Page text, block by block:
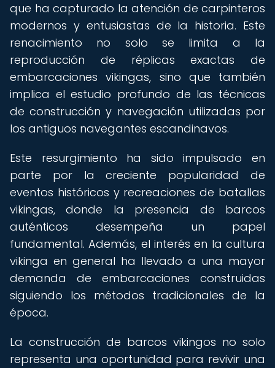
que ha capturado la atención de carpinteros
modernos y entusiastas de la historia. Este
renacimiento no solo se limita a la
reproducción de réplicas exactas de
embarcaciones vikingas, sino que también
implica el estudio profundo de las técnicas
de construcción y navegación utilizadas por
los antiguos navegantes escandinavos.
Este resurgimiento ha sido impulsado en
parte por la creciente popularidad de
eventos históricos y recreaciones de batallas
vikingas, donde la presencia de barcos
auténticos desempeña un papel
fundamental. Además, el interés en la cultura
vikinga en general ha llevado a una mayor
demanda de embarcaciones construidas
siguiendo los métodos tradicionales de la
época.
La construcción de barcos vikingos no solo
representa una oportunidad para revivir una